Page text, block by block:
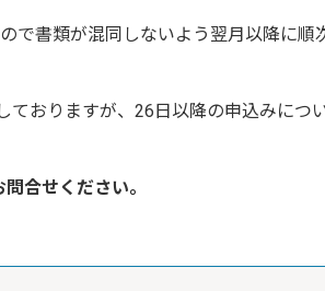
で書類が混同しないよう翌月以降に順
ておりますが、26日以降の申込みにつ
合せください。